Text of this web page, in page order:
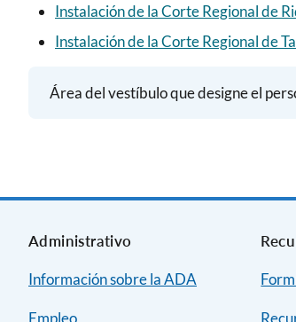
Instalación de la Corte Regional de
Instalación de la Corte Regional de
Área del vestíbulo que designe el
Administrativo
Información sobre la ADA
Empleo